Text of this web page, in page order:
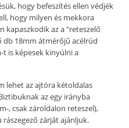
hogy befeszítés ellen védjék
hogy milyen és mekkora
kapaszkodik az a "reteszelő
db 18mm átmérőjű acélrúd
is képesek kinyúlni a
lehet az ajtóra kétoldalas
az egy irányba
, csak zároldalon reteszel),
zárját ajánljuk.